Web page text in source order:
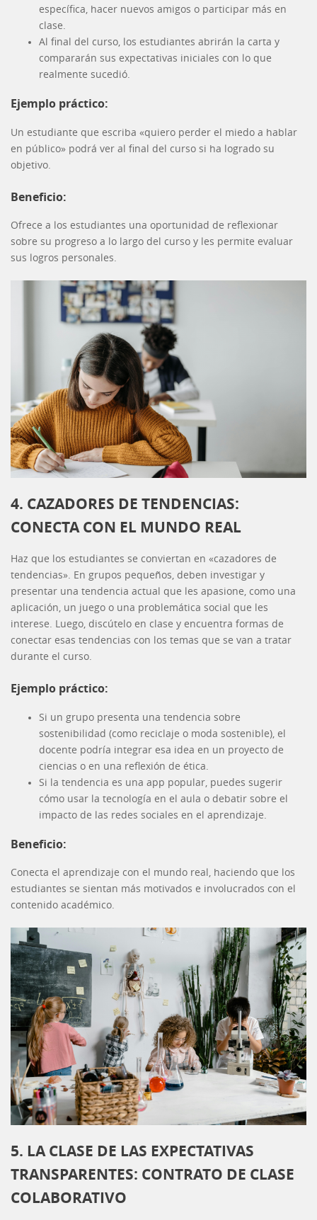
específica, hacer nuevos amigos o participar más en
clase.
Al final del curso, los estudiantes abrirán la carta y
compararán sus expectativas iniciales con lo que
realmente sucedió.
Ejemplo práctico:
Un estudiante que escriba «quiero perder el miedo a hablar
en público» podrá ver al final del curso si ha logrado su
objetivo.
Beneficio:
Ofrece a los estudiantes una oportunidad de reflexionar
sobre su progreso a lo largo del curso y les permite evaluar
sus logros personales.
4. CAZADORES DE TENDENCIAS:
CONECTA CON EL MUNDO REAL
Haz que los estudiantes se conviertan en «cazadores de
tendencias». En grupos pequeños, deben investigar y
presentar una tendencia actual que les apasione, como una
aplicación, un juego o una problemática social que les
interese. Luego, discútelo en clase y encuentra formas de
conectar esas tendencias con los temas que se van a tratar
durante el curso.
Ejemplo práctico:
Si un grupo presenta una tendencia sobre
sostenibilidad (como reciclaje o moda sostenible), el
docente podría integrar esa idea en un proyecto de
ciencias o en una reflexión de ética.
Si la tendencia es una app popular, puedes sugerir
cómo usar la tecnología en el aula o debatir sobre el
impacto de las redes sociales en el aprendizaje.
Beneficio:
Conecta el aprendizaje con el mundo real, haciendo que los
estudiantes se sientan más motivados e involucrados con el
contenido académico.
5. LA CLASE DE LAS EXPECTATIVAS
TRANSPARENTES: CONTRATO DE CLASE
COLABORATIVO